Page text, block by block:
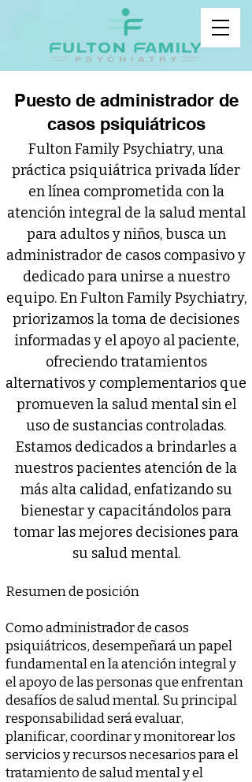
Puesto de administrador de
casos psiquiátricos
Fulton Family Psychiatry, una
práctica psiquiátrica privada líder
en línea comprometida con la
atención integral de la salud mental
para adultos y niños, busca un
administrador de casos compasivo y
dedicado para unirse a nuestro
equipo. En Fulton Family Psychiatry,
priorizamos la toma de decisiones
informadas y el apoyo al paciente,
ofreciendo tratamientos
alternativos y complementarios que
promueven la salud mental sin el
uso de sustancias controladas.
Estamos dedicados a brindarles a
nuestros pacientes atención de la
más alta calidad, enfatizando su
bienestar y capacitándolos para
tomar las mejores decisiones para
su salud mental.
Resumen de posición
Como administrador de casos
psiquiátricos, desempeñará un papel
fundamental en la atención integral y
el apoyo de las personas que enfrentan
desafíos de salud mental. Su principal
responsabilidad será evaluar,
planificar, coordinar y monitorear los
servicios y recursos necesarios para el
tratamiento de salud mental y el